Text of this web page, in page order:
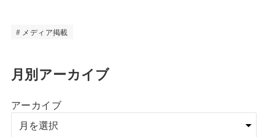
メディア掲載
月別アーカイブ
アーカイブ